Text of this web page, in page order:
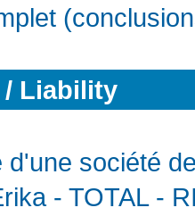
/ Liability
d'une société
- TOTAL -